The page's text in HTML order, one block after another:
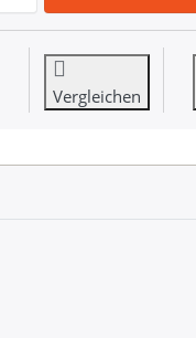
Vergleichen